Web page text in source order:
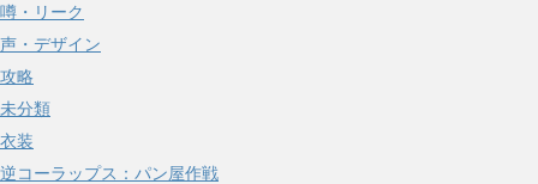
噂・リーク
声・デザイン
攻略
未分類
衣装
逆コーラップス：パン屋作戦